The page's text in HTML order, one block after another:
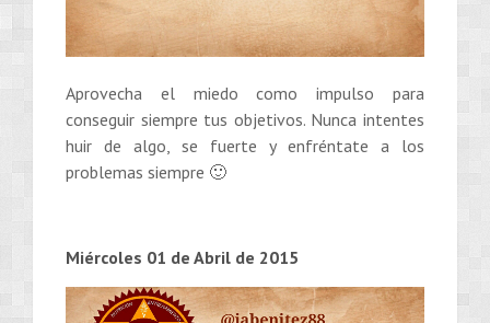
Aprovecha el miedo como impulso para
conseguir siempre tus objetivos. Nunca intentes
huir de algo, se fuerte y enfréntate a los
problemas siempre 🙂
Miércoles 01 de Abril de 2015